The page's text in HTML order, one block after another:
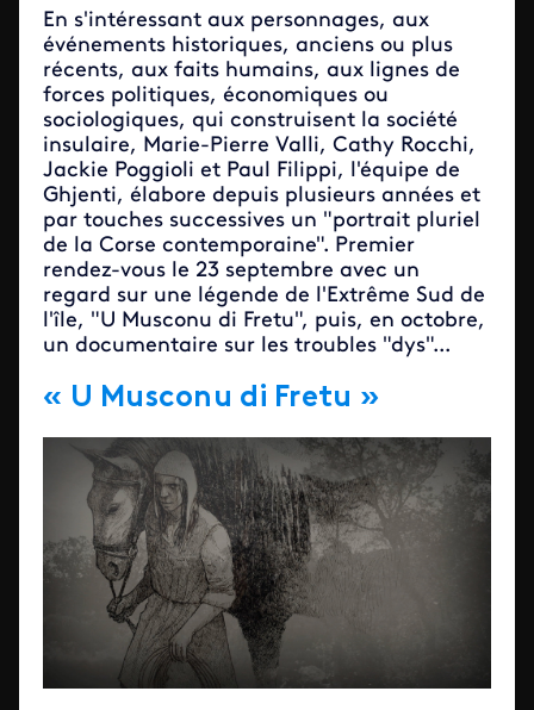
En s'intéressant aux personnages, aux
événements historiques, anciens ou plus
récents, aux faits humains, aux lignes de
forces politiques, économiques ou
sociologiques, qui construisent la société
insulaire, Marie-Pierre Valli, Cathy Rocchi,
Jackie Poggioli et Paul Filippi, l'équipe de
Ghjenti, élabore depuis plusieurs années et
par touches successives un "portrait pluriel
de la Corse contemporaine". Premier
rendez-vous le 23 septembre avec un
regard sur une légende de l'Extrême Sud de
l'île, "U Musconu di Fretu", puis, en octobre,
un documentaire sur les troubles "dys"...
« U Musconu di Fretu »